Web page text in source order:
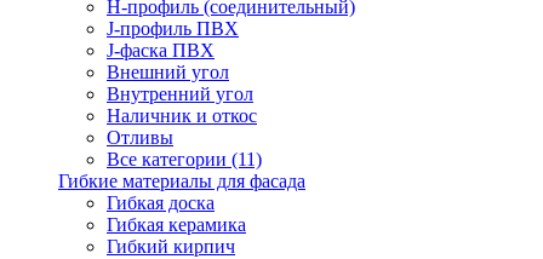
H-профиль (соединительный)
J-профиль ПВХ
J-фаска ПВХ
Внешний угол
Внутренний угол
Наличник и откос
Отливы
Все категории (11)
Гибкие материалы для фасада
Гибкая доска
Гибкая керамика
Гибкий кирпич